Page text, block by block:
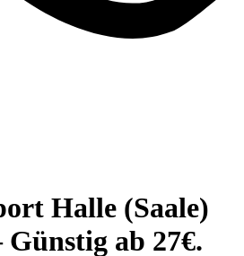
Halle (Saale)
Günstig ab 27€.